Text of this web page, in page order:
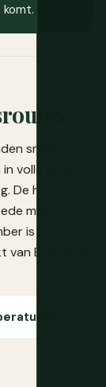
sneeuwvrij
volle groen,
De herfst,
met
is het
Bratislava